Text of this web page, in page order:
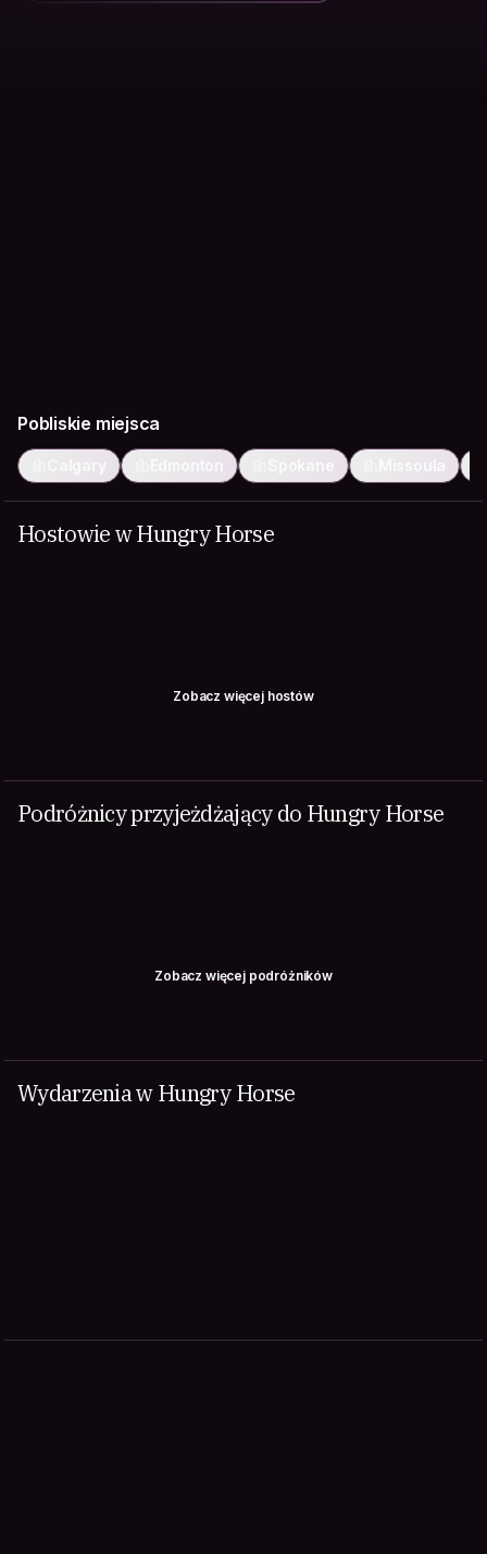
Pobliskie miejsca
Calgary Edmonton Spokane Missoula
Hostowie w Hungry Horse
Zobacz więcej hostów
Podróżnicy przyjeżdżający do Hungry Horse
Zobacz więcej podróżników
Wydarzenia w Hungry Horse